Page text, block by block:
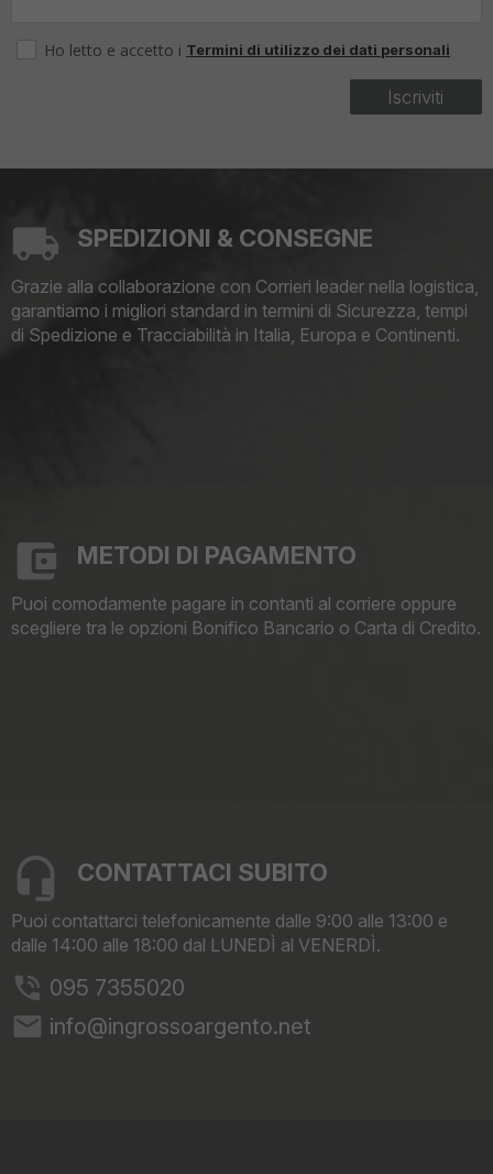
Iscriviti
Ho letto e accetto i Termini di utilizzo dei dati personali
SPEDIZIONI & CONSEGNE
Grazie alla collaborazione con Corrieri leader nella logistica,
garantiamo i migliori standard in termini di Sicurezza, tempi
di Spedizione e Tracciabilità in Italia, Europa e Continenti.
METODI DI PAGAMENTO
Puoi comodamente pagare in contanti al corriere oppure
scegliere tra le opzioni Bonifico Bancario o Carta di Credito.
CONTATTACI SUBITO
Puoi contattarci telefonicamente dalle 9:00 alle 13:00 e
dalle 14:00 alle 18:00 dal LUNEDÌ al VENERDÌ.
095 7355020
email info@ingrossoargento.net